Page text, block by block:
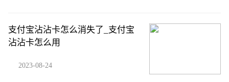
支付宝沾沾卡怎么消失了_支付宝
沾沾卡怎么用
2023-08-24